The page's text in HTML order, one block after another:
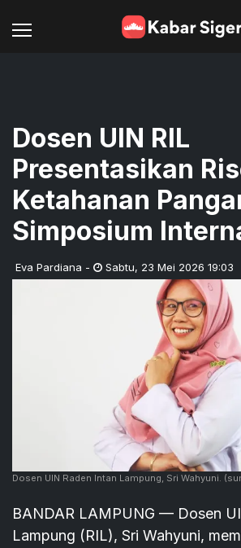
Dosen UIN RIL
Presentasikan
Ketahanan
Simposium
Eva Pardiana - Sabtu, 23 Mei 2026 19:03
Dosen UIN Raden Intan Lampung, Sri Wahyuni.
BANDAR LAMPUNG — Dosen
Lampung (RIL), Sri Wahyuni,